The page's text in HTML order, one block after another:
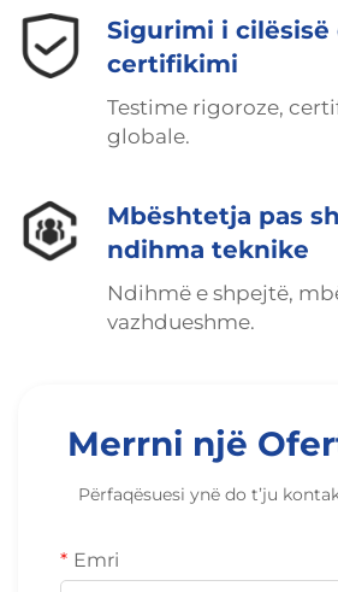
Sigurimi i cilësisë
certifikimi
Testime rigoroze,
globale.
Mbështetja pas
ndihma teknike
Ndihmë e shpejtë,
vazhdueshme.
Merrni një
Përfaqësuesi ynë do t’ju
Emri